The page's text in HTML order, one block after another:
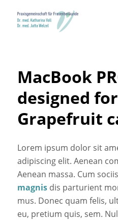
MacBook
designed
Grapefruit
Lorem ipsum dolor sit
adipiscing elit. Aenean
Aenean massa. Cum
magnisdis parturient
mus. Donec quam felis,
eu, pretium quis, sem.